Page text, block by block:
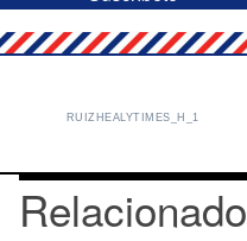
RUIZHEALYTIMES_H_1
Relacionado